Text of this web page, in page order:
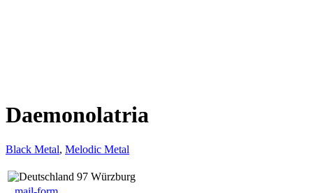
Daemonolatria
Black Metal, Melodic Metal
97 Würzburg